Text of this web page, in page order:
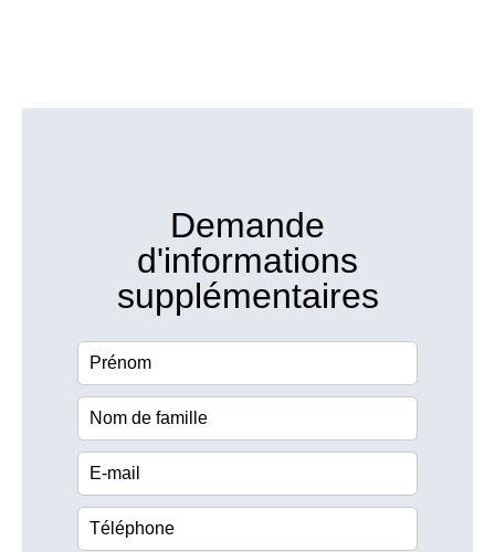
Demande
d'informations
supplémentaires